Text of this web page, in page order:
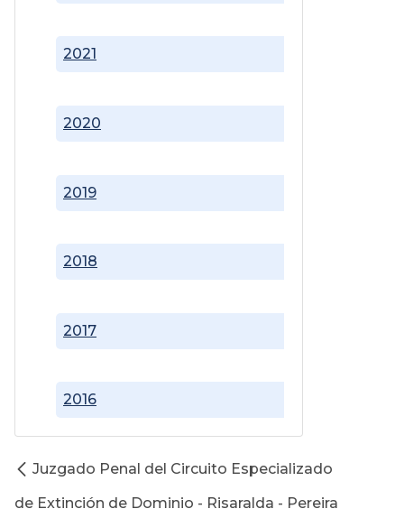
2016
2017
2018
2019
2020
2021
Juzgado Penal del Circuito Especializado
de Extinción de Dominio - Risaralda - Pereira